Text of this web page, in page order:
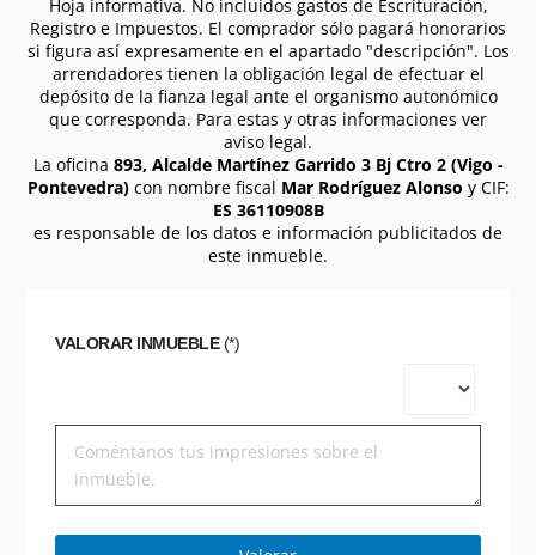
Hoja informativa. No incluidos gastos de Escrituración,
Registro e Impuestos. El comprador sólo pagará honorarios
si figura así expresamente en el apartado "descripción". Los
arrendadores tienen la obligación legal de efectuar el
depósito de la fianza legal ante el organismo autonómico
que corresponda. Para estas y otras informaciones ver
aviso legal.
La oficina 893, Alcalde Martínez Garrido 3 Bj Ctro 2 (Vigo -
Pontevedra)con nombre fiscal Mar Rodríguez Alonso y CIF:
ES 36110908B
es responsable de los datos e información publicitados de
este inmueble.
VALORAR INMUEBLE(*)